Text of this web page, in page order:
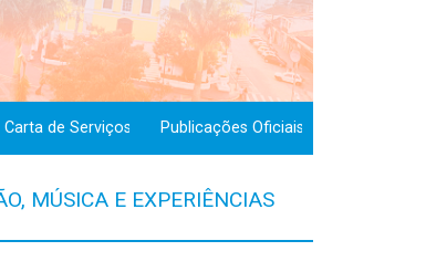
Carta de Serviços Publicações Oficiais
MÚSICA E EXPERIÊNCIAS